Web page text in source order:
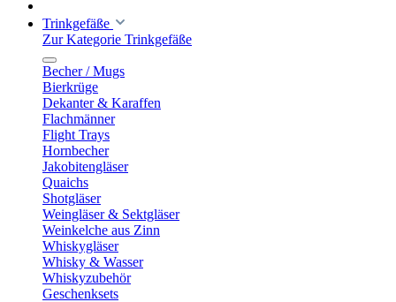
Trinkgefäße
Zur Kategorie Trinkgefäße
Becher / Mugs
Bierkrüge
Dekanter & Karaffen
Flachmänner
Flight Trays
Hornbecher
Jakobitengläser
Quaichs
Shotgläser
Weingläser & Sektgläser
Weinkelche aus Zinn
Whiskygläser
Whisky & Wasser
Whiskyzubehör
Geschenksets